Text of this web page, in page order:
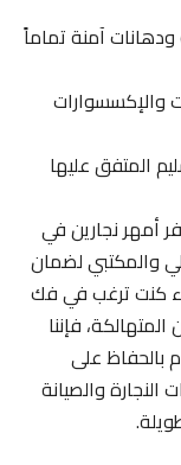
آمنة تماماً
المتفق عليها
نجارين في
والمكتبي لضمان
كنت ترغب في فك
فإننا
على
والصيانة